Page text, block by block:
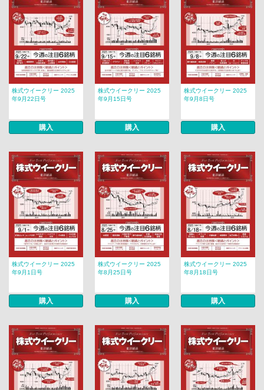
株式ウイークリー 2025
年9月22日号
購入
株式ウイークリー 2025
年9月15日号
購入
株式ウイークリー 2025
年9月8日号
購入
株式ウイークリー 2025
年9月1日号
購入
株式ウイークリー 2025
年8月25日号
購入
株式ウイークリー 2025
年8月18日号
購入